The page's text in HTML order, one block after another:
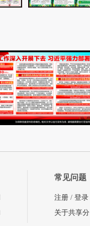
常见问题
注册 / 登录
关于共享分